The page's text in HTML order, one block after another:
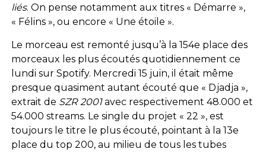
liés. On pense notamment aux titres « Démarre »,
« Félins », ou encore « Une étoile ».
Le morceau est remonté jusqu’à la 154e place des
morceaux les plus écoutés quotidiennement ce
lundi sur Spotify. Mercredi 15 juin, il était même
presque quasiment autant écouté que « Djadja »,
extrait de SZR 2001avec respectivement 48.000 et
54.000 streams. Le single du projet « 22 », est
toujours le titre le plus écouté, pointant à la 13e
place du top 200, au milieu de tous les tubes